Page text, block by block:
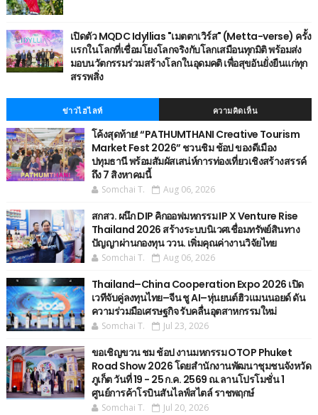
เปิดตัว MQDC Idyllias "เมตตาเวิร์ส" (Metta-verse) ครั้ง
แรกในโลกที่เชื่อมโยงโลกจริงกับโลกเสมือนทุกมิติ พร้อมส่ง
มอบนวัตกรรมร่วมสร้างโลกในอุดมคติ เพื่อสุขอันยั่งยืนแก่ทุก
สรรพสิ่ง
ข่าวไฮไลท์ ความคิดเห็น
โค้งสุดท้าย! “PATHUMTHANI Creative Tourism
Market Fest 2026” ชวนชิม ช้อป ของดีเมือง
ปทุมธานี พร้อมสัมผัสเสน่ห์การท่องเที่ยวเชิงสร้างสรรค์
ถึง 7 สิงหาคมนี้
Somchai T. Aug 06, 2026
สกสว. ผนึก DIP คิกออฟมหกรรม IP X Venture Rise
Thailand 2026 สร้างระบบนิเวศเชื่อมทรัพย์สินทาง
ปัญญาผ่านกองทุน ววน. เพิ่มคุณค่างานวิจัยไทย
Somchai T. Aug 06, 2026
Thailand–China Cooperation Expo 2026 เปิด
เวทีจับคู่ลงทุนไทย–จีน ชู AI–หุ่นยนต์ฮิวแมนนอยด์ ดัน
ความร่วมมือเศรษฐกิจ รับคลื่นอุตสาหกรรมใหม่
Somchai T. Jul 23, 2026
ขอเชิญขวน ชม ช้อป งานมหกรรม OTOP Phuket
Road Show 2026 โดยสำนักงานพัฒนาชุมชนจังหวัด
ภูเก็ต วันที่ 19 - 25 ก.ค. 2569 ณ.ลานโปรโมชั่น 1
ศูนย์การค้าโรบินสันไลฟ์สไตล์ ราชพฤกษ์
Somchai T. Jul 20, 2026